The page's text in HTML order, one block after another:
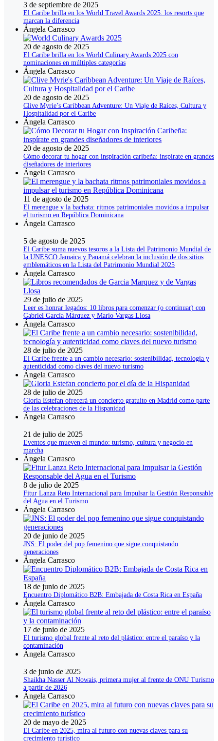
3 de septiembre de 2025
El Caribe brilla en los World Travel Awards 2025: los resorts que
marcan la diferencia
Ángela Carrasco
20 de agosto de 2025
El Caribe brilla en los World Culinary Awards 2025 con
nominaciones en múltiples categorías
Ángela Carrasco
20 de agosto de 2025
Clive Myrie’s Caribbean Adventure: Un Viaje de Raíces, Cultura y
Hospitalidad por el Caribe
Ángela Carrasco
20 de agosto de 2025
Cómo decorar tu hogar con inspiración caribeña: inspírate en grandes
diseñadores de interiores
Ángela Carrasco
11 de agosto de 2025
El merengue y la bachata: ritmos patrimoniales movidos a impulsar
el turismo en República Dominicana
Ángela Carrasco
5 de agosto de 2025
El Caribe suma nuevos tesoros a la Lista del Patrimonio Mundial de
la UNESCO Jamaica y Panamá celebran la inclusión de dos sitios
emblemáticos en la Lista del Patrimonio Mundial 2025
Ángela Carrasco
29 de julio de 2025
Leer es honrar legados: 10 libros para comenzar (o continuar) con
Gabriel García Márquez y Mario Vargas Llosa
Ángela Carrasco
28 de julio de 2025
El Caribe frente a un cambio necesario: sostenibilidad, tecnología y
autenticidad como claves del nuevo turismo
Ángela Carrasco
28 de julio de 2025
Gloria Estefan ofrecerá un concierto gratuito en Madrid como parte
de las celebraciones de la Hispanidad
Ángela Carrasco
21 de julio de 2025
Eventos que mueven el mundo: turismo, cultura y negocio en
marcha
Ángela Carrasco
8 de julio de 2025
Fitur Lanza Reto Internacional para Impulsar la Gestión Responsable
del Agua en el Turismo
Ángela Carrasco
20 de junio de 2025
JNS: El poder del pop femenino que sigue conquistando
generaciones
Ángela Carrasco
18 de junio de 2025
Encuentro Diplomático B2B: Embajada de Costa Rica en España
Ángela Carrasco
17 de junio de 2025
El turismo global frente al reto del plástico: entre el paraíso y la
contaminación
Ángela Carrasco
3 de junio de 2025
Shaikha Nasser Al Nowais, primera mujer al frente de ONU Turismo
a partir de 2026
Ángela Carrasco
20 de mayo de 2025
El Caribe en 2025, mira al futuro con nuevas claves para su
crecimiento turístico